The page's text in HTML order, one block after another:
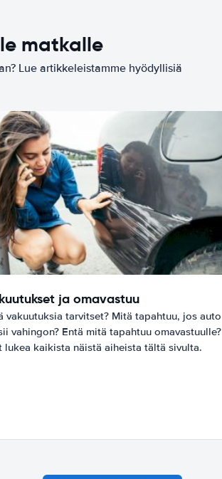
matkalle
Lue artikkeleistamme hyödyllisiä
ja omavastuu
vakuutuksia tarvitset? Mitä tapahtuu, jos auto
vahingon? Entä mitä tapahtuu omavastuulle?
lukea kaikista näistä aiheista tältä sivulta.